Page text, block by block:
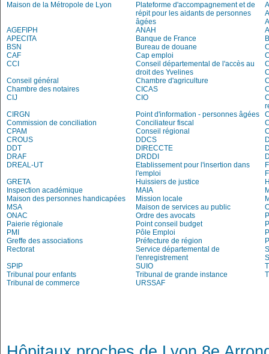
Maison de la Métropole de Lyon
Plateforme d'accompagnement et de
répit pour les aidants de personnes
âgées
AGEFIPH
ANAH
APECITA
Banque de France
BSN
Bureau de douane
CAF
Cap emploi
CCI
Conseil départemental de l'accès au
droit des Yvelines
Conseil général
Chambre d'agriculture
Chambre des notaires
CICAS
CIJ
CIO
CIRGN
Point d'information - personnes âgées
Commission de conciliation
Conciliateur fiscal
CPAM
Conseil régional
CROUS
DDCS
DDT
DIRECCTE
DRAF
DRDDI
DREAL-UT
Etablissement pour l'insertion dans
l'emploi
GRETA
Huissiers de justice
Inspection académique
MAIA
Maison des personnes handicapées
Mission locale
MSA
Maison de services au public
ONAC
Ordre des avocats
Paierie régionale
Point conseil budget
PMI
Pôle Emploi
Greffe des associations
Préfecture de région
Rectorat
Service départemental de
l'enregistrement
SPIP
SUIO
Tribunal pour enfants
Tribunal de grande instance
Tribunal de commerce
URSSAF